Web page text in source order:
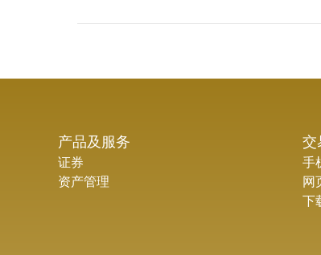
产品及服务
证券
资产管理
交
手
网
下